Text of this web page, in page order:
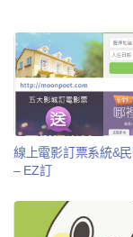
線上電影訂票系統&
– EZ訂